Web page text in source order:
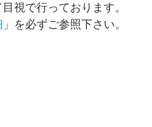
視で行っております。
」を必ずご参照下さい。